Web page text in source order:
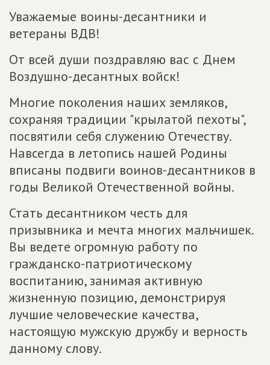
Уважаемые воины-десантники и
ветераны ВДВ!
От всей души поздравляю вас с Днем
Воздушно-десантных войск!
Многие поколения наших земляков,
сохраняя традиции "крылатой пехоты",
посвятили себя служению Отечеству.
Навсегда в летопись нашей Родины
вписаны подвиги воинов-десантников в
годы Великой Отечественной войны.
Стать десантником честь для
призывника и мечта многих мальчишек.
Вы ведете огромную работу по
гражданско-патриотическому
воспитанию, занимая активную
жизненную позицию, демонстрируя
лучшие человеческие качества,
настоящую мужскую дружбу и верность
данному слову.